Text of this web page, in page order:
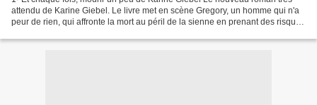
attendu de Karine Giebel. Le livre met en scène Gregory, un homme qui n'a
peur de rien, qui affronte la mort au péril de la sienne en prenant des risques